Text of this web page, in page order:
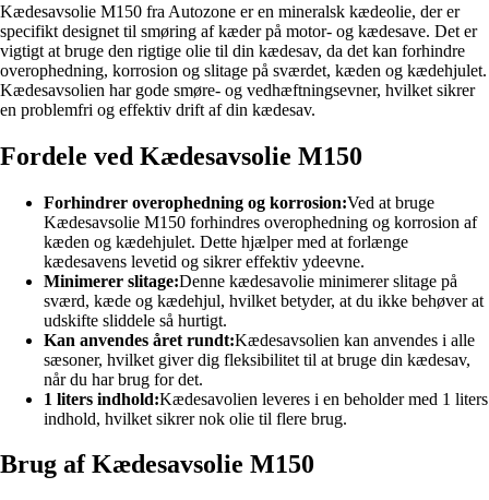
Kædesavsolie M150 fra Autozone er en mineralsk kædeolie, der er
specifikt designet til smøring af kæder på motor- og kædesave. Det er
vigtigt at bruge den rigtige olie til din kædesav, da det kan forhindre
overophedning, korrosion og slitage på sværdet, kæden og kædehjulet.
Kædesavsolien har gode smøre- og vedhæftningsevner, hvilket sikrer
en problemfri og effektiv drift af din kædesav.
Fordele ved Kædesavsolie M150
Forhindrer overophedning og korrosion:Ved at bruge
Kædesavsolie M150 forhindres overophedning og korrosion af
kæden og kædehjulet. Dette hjælper med at forlænge
kædesavens levetid og sikrer effektiv ydeevne.
Minimerer slitage:Denne kædesavolie minimerer slitage på
sværd, kæde og kædehjul, hvilket betyder, at du ikke behøver at
udskifte sliddele så hurtigt.
Kan anvendes året rundt:Kædesavsolien kan anvendes i alle
sæsoner, hvilket giver dig fleksibilitet til at bruge din kædesav,
når du har brug for det.
1 liters indhold:Kædesavolien leveres i en beholder med 1 liters
indhold, hvilket sikrer nok olie til flere brug.
Brug af Kædesavsolie M150